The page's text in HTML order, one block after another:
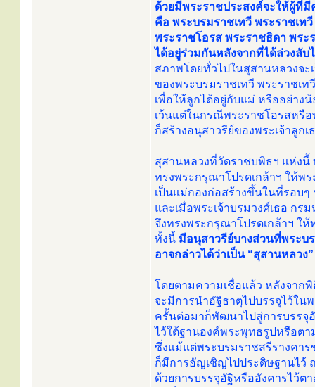
ด้วยมีพระราชประสงค์จะให้ผู้ที่มี
คือ พระบรมราชเทวี พระราชเท
พระราชโอรส พระราชธิดา พร
ได้อยู่ร่วมกันหลังจากที่ได้ล่วงลับ
สภาพโดยทั่วไปในสุสานหลวงจะ
ของพระบรมราชเทวี พระราชเท
เพื่อให้ลูกได้อยู่กับแม่ หรืออย่าง
เว้นแต่ในกรณีพระราชโอรสหรื
ก็สร้างอนุสาวรีย์ของพระเจ้าลูก
สุสานหลวงที่วัดราชบพิธฯ แห่งนี้
ทรงพระกรุณาโปรดเกล้าฯ ให้พ
เป็นแม่กองก่อสร้างขึ้นในที่รอบ
และเมื่อพระเจ้าบรมวงศ์เธอ ก
จึงทรงพระกรุณาโปรดเกล้าฯ ใ
ทั้งนี้ มีอนุสาวรีย์บางส่วนที่พระบ
อาจกล่าวได้ว่าเป็น “สุสานหลว
โดยตามความเชื่อแล้ว หลังจากพิ
จะมีการนำอัฐิธาตุไปบรรจุไว้ใน
ครั้นต่อมาก็พัฒนาไปสู่การบรรจุ
ไว้ใต้ฐานองค์พระพุทธรูปหรือต
ซึ่งแม้แต่พระบรมราชสรีรางคา
ก็มีการอัญเชิญไปประดิษฐานไว้
ด้วยการบรรจุอัฐิหรืออังคารไว้ต